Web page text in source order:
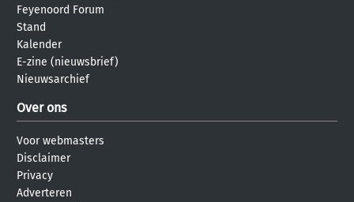
Feyenoord Forum
Stand
Kalender
E-zine (nieuwsbrief)
Nieuwsarchief
Over ons
Voor webmasters
Disclaimer
Privacy
Adverteren